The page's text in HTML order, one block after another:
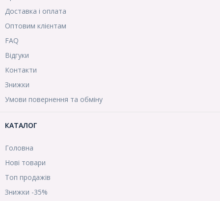
Доставка і оплата
Оптовим клієнтам
FAQ
Відгуки
Контакти
Знижки
Умови повернення та обміну
КАТАЛОГ
Головна
Нові товари
Топ продажів
Знижки -35%